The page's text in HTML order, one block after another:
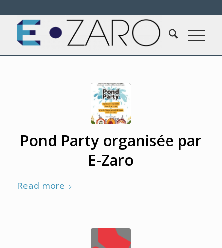
Pond Party organisée par
E-Zaro
Read more